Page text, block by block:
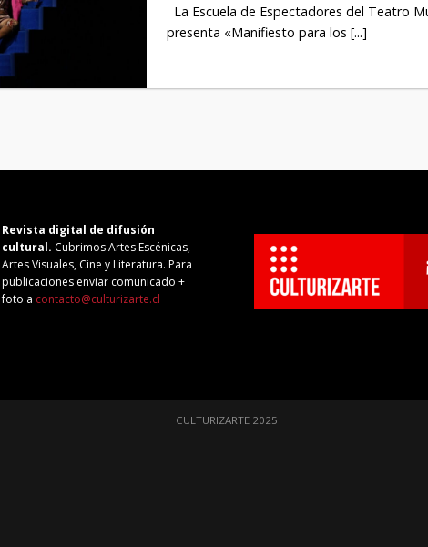
La Escuela de Espectadores del Teatro
presenta «Manifiesto para los [...]
Revista digital de difusión
cultural. Cubrimos Artes Escénicas,
Artes Visuales, Cine y Literatura. Para
publicaciones enviar comunicado +
foto a contacto@culturizarte.cl
CULTURIZARTE 2025